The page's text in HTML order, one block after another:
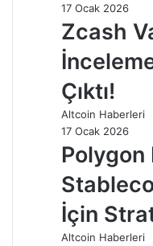
17 Ocak 2026
Zcash
Çıktı!
Altcoin Haberleri
17 Ocak 2026
Polygon
İçin
Altcoin Haberleri